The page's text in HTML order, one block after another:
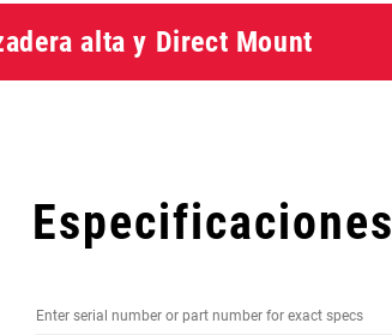
alta y Direct Mount
Especificaciones
Enter serial number or part number for exact specs